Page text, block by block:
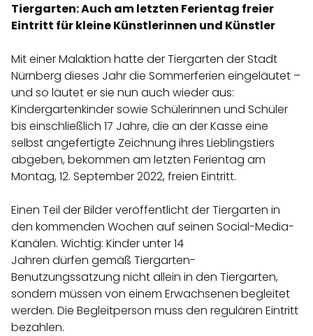
Tiergarten: Auch am letzten Ferientag freier
Eintritt für kleine Künstlerinnen und Künstler
Mit einer Malaktion hatte der Tiergarten der Stadt
Nürnberg dieses Jahr die Sommerferien eingeläutet –
und so läutet er sie nun auch wieder aus:
Kindergartenkinder sowie Schülerinnen und Schüler
bis einschließlich 17 Jahre, die an der Kasse eine
selbst angefertigte Zeichnung ihres Lieblingstiers
abgeben, bekommen am letzten Ferientag am
Montag, 12. September 2022, freien Eintritt.
Einen Teil der Bilder veröffentlicht der Tiergarten in
den kommenden Wochen auf seinen Social-Media-
Kanälen. Wichtig: Kinder unter 14
Jahren dürfen gemäß Tiergarten-
Benutzungssatzung nicht allein in den Tiergarten,
sondern müssen von einem Erwachsenen begleitet
werden. Die Begleitperson muss den regulären Eintritt
bezahlen.